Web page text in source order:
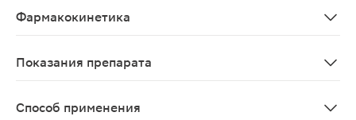
Фармакокинетика
Показания препарата
Способ применения